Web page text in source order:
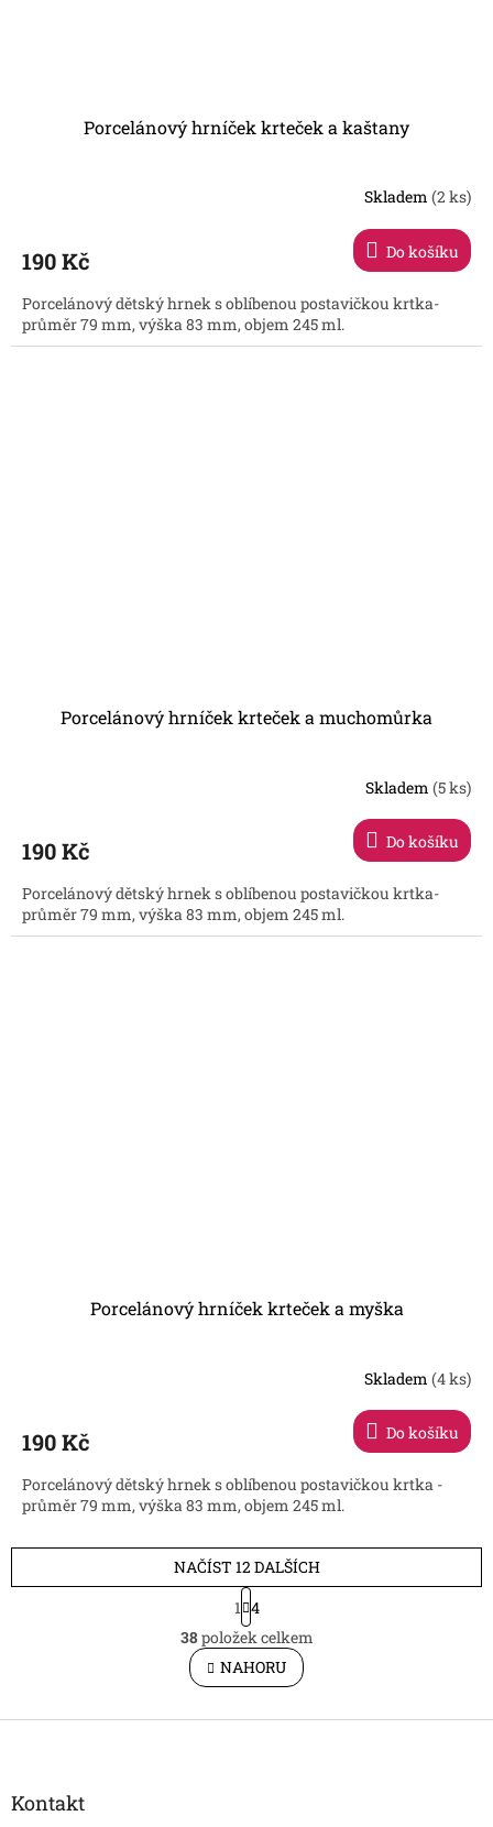
Porcelánový hrníček krteček a kaštany
Skladem (2 ks)
190 Kč Do košíku
Porcelánový dětský hrnek s oblíbenou postavičkou krtka-
průměr 79 mm, výška 83 mm, objem 245 ml.
Porcelánový hrníček krteček a muchomůrka
Skladem (5 ks)
190 Kč Do košíku
Porcelánový dětský hrnek s oblíbenou postavičkou krtka-
průměr 79 mm, výška 83 mm, objem 245 ml.
Porcelánový hrníček krteček a myška
Skladem (4 ks)
190 Kč Do košíku
Porcelánový dětský hrnek s oblíbenou postavičkou krtka -
průměr 79 mm, výška 83 mm, objem 245 ml.
O
v
l
á
NAČÍST 12 DALŠÍCH
S
t
r
á
n
k
v
1 4
38položek celkem
NAHORU
Z
Kontakt